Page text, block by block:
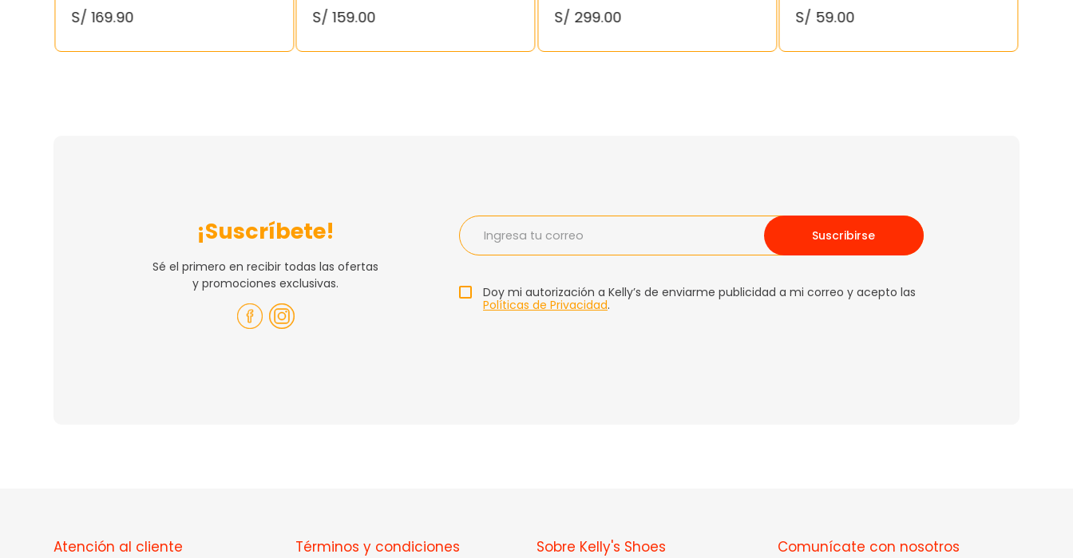
S/ 169.90 S/ 159.00 S/ 299.00 S/ 59.00
¡Suscríbete!
Sé el primero en recibir todas las ofertas
y promociones exclusivas.
Suscribirse
Doy mi autorización a Kelly’s de enviarme publicidad a mi correo y acepto las
Políticas de Privacidad.
Atención al cliente Términos y condiciones Sobre Kelly's Shoes Comunícate con nosotros